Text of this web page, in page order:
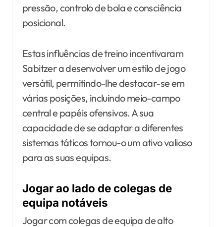
pressão, controlo de bola e consciência
posicional.
Estas influências de treino incentivaram
Sabitzer a desenvolver um estilo de jogo
versátil, permitindo-lhe destacar-se em
várias posições, incluindo meio-campo
central e papéis ofensivos. A sua
capacidade de se adaptar a diferentes
sistemas táticos tornou-o um ativo valioso
para as suas equipas.
Jogar ao lado de colegas de
equipa notáveis
Jogar com colegas de equipa de alto